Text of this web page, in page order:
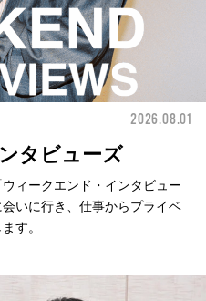
2026.08.01
タビューズ
ィークエンド・インタビュー
いに行き、仕事からプライベ
す。